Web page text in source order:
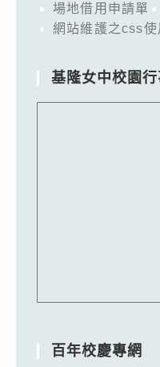
場地借用申請單
網站維護之css使
基隆女中校園
百年校慶專網